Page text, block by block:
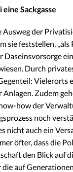
Sackgasse
Ausweg der
sie feststellen,
Daseinsvorsorge
Durch
Vielerorts
Zudem
how der
noch
nicht auch ein
öfter, dass die
den Blick auf
auf